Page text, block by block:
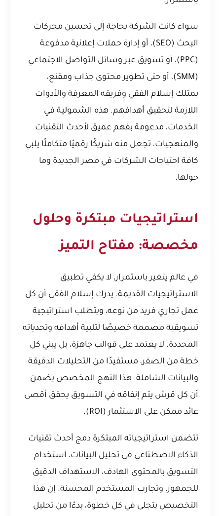
سواء كانت الشركة بحاجة إلى تحسين محركات
البحث (SEO)، أو إدارة حملات إعلانية مدفوعة
(PPC)، أو تسويق عبر وسائل التواصل الاجتماعي
(SMM)، أو حتى تطوير محتوى جذاب ومقنع،
يمتلك إسلام الفقي وفريقه المعرفة والأدوات
اللازمة لتحقيق أهدافهم. هذه الشمولية في
الخدمات، مدعومة بفهم عميق لأحدث التقنيات
والمنهجيات، تجعل منه شريكًا رقميًا متكاملًا يلبي
كافة احتياجات الشركات في مصر الجديدة وما
حولها.
استراتيجيات مبتكرة وحلول
مخصصة: مفتاح التميز
في عالم يتغير باستمرار، لا يكفي تطبيق
الاستراتيجيات القديمة. يدرك إسلام الفقي أن كل
عمل تجاري فريد من نوعه، ويتطلب استراتيجية
تسويقية مصممة خصيصًا لتلبية أهدافه وتحدياته
المحددة. لا يعتمد على قوالب جاهزة، بل يبني كل
خطة من الصفر، مستفيدًا من التحليلات الدقيقة
والبيانات الشاملة. هذا النهج المخصص يضمن
أن كل قرش يتم إنفاقه في التسويق يحقق أقصى
عائد ممكن على الاستثمار (ROI).
تتضمن استراتيجياته المبتكرة دمج أحدث تقنيات
الذكاء الاصطناعي في تحليل البيانات، استخدام
التسويق بالمحتوى الهادف، الاستهداف الدقيق
للجمهور، وتجارب المستخدم المحسنة. إن هذا
التخصيص يتجلى في كل خطوة، بدءًا من تحليل